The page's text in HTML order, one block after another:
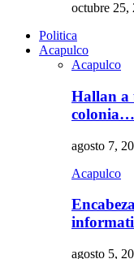
octubre 25,
Politica
Acapulco
Acapulco
Hallan a
colonia…
agosto 7,
Acapulco
agosto 5,